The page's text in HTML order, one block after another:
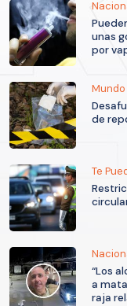
unas
por
Mundo
de
Te
“Los
a
raja